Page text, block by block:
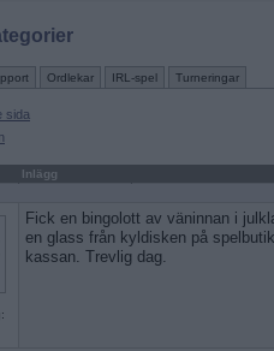
Ordlekar IRL-spel Turneringar
sida
Inlägg
Fick en bingolott av väninnan i
en glass från kyldisken på
kassan. Trevlig dag.